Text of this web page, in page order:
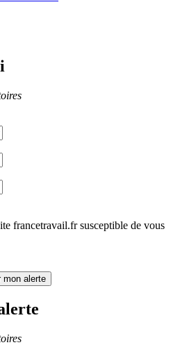
francetravail.fr susceptible de vous
mon alerte